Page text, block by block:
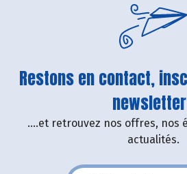
Restons en contact,
....et retrouvez nos offres, nos
actualités.